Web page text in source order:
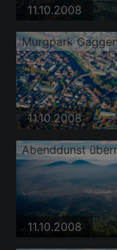
11.10.2008
Murgpark
11.10.2008
Abenddunst
11.10.2008